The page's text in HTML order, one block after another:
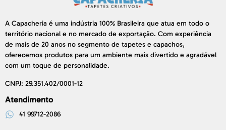
A Capacheria é uma indústria 100% Brasileira que atua em todo o
território nacional e no mercado de exportação. Com experiência
de mais de 20 anos no segmento de tapetes e capachos,
oferecemos produtos para um ambiente mais divertido e agradável
com um toque de personalidade.
CNPJ: 29.351.402/0001-12
Atendimento
41 99712-2086